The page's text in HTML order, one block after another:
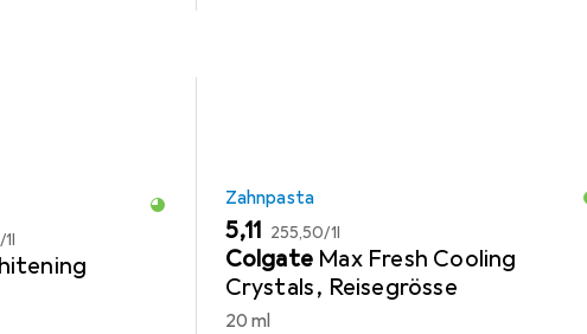
/1l
Zahnpasta
EUR
5,11 EUR
255,50/1l
Colgate Max Fresh Cooling
Crystals, Reisegrösse
20 ml